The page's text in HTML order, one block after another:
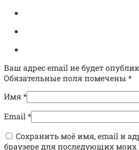
Ваш адрес email не будет
Обязательные поля помечены *
Имя*
Email *
Сохранить моё имя, email и
браузере для последующих